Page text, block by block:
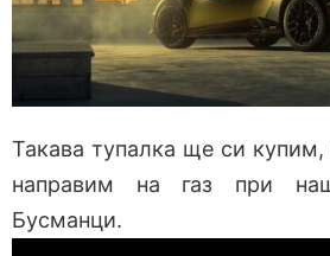
Такава тупалка ще си
направим на газ при
Бусманци.